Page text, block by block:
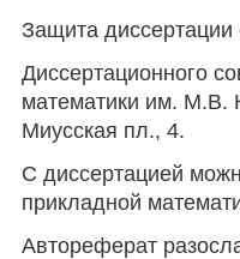
Защита диссертации
Диссертационного
математики им. М.В.
Миусская пл., 4.
С диссертацией
прикладной
Автореферат